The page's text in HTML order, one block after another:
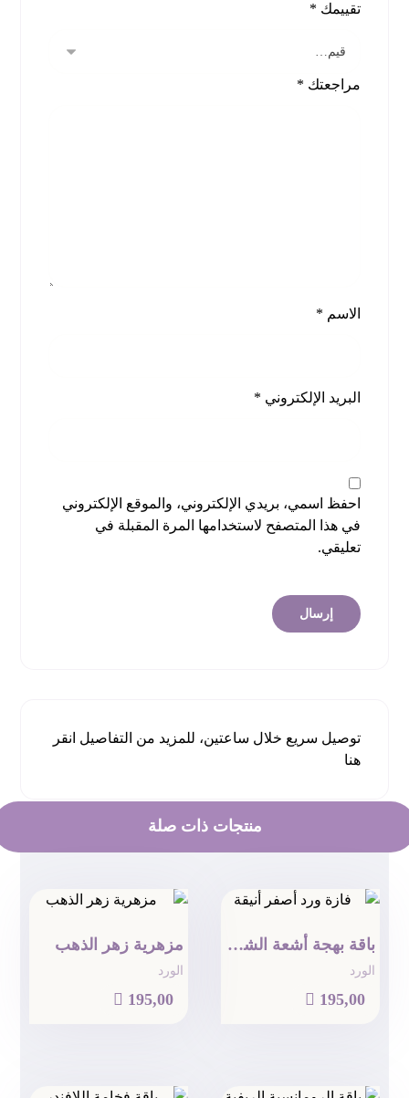
تقييمك *
مراجعتك *
الاسم *
البريد الإلكتروني *
احفظ اسمي، بريدي الإلكتروني، والموقع الإلكتروني
في هذا المتصفح لاستخدامها المرة المقبلة في
تعليقي.
توصيل سريع خلال ساعتين، للمزيد من التفاصيل انقر
هنا
منتجات ذات صلة
باقة بهجة أشعة الشمس
الورد
 195,00
مزهرية زهر الذهب
الورد
 195,00